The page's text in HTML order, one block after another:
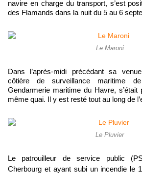
navire en charge du transport, s’est
des Flamands dans la nuit du 5 au 6
Le Maroni
Dans l’après-midi précédant sa
côtière de surveillance maritime
Gendarmerie maritime du Havre, s’était
même quai. Il y est resté tout au long de
Le Pluvier
Le patrouilleur de service public
Cherbourg et ayant subi un incendie le 1